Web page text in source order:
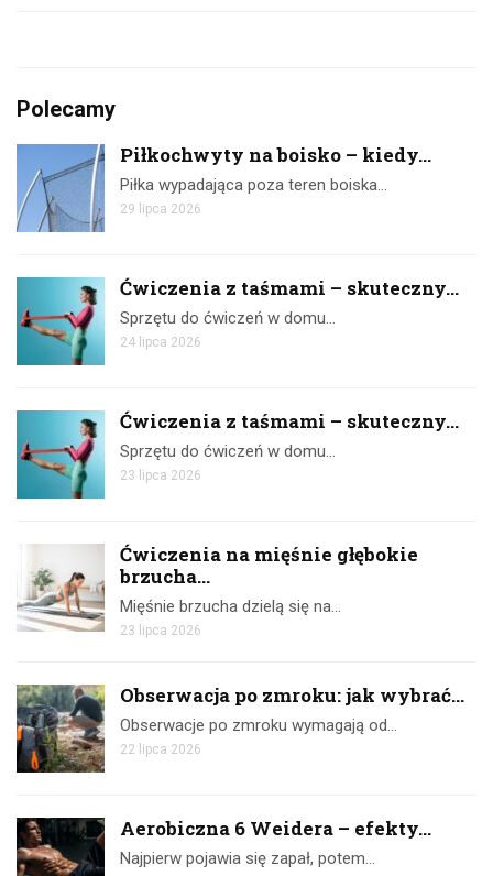
Polecamy
Piłkochwyty na boisko – kiedy...
Piłka wypadająca poza teren boiska…
29 lipca 2026
Ćwiczenia z taśmami – skuteczny...
Sprzętu do ćwiczeń w domu…
24 lipca 2026
Ćwiczenia z taśmami – skuteczny...
Sprzętu do ćwiczeń w domu…
23 lipca 2026
Ćwiczenia na mięśnie głębokie
brzucha...
Mięśnie brzucha dzielą się na…
23 lipca 2026
Obserwacja po zmroku: jak wybrać...
Obserwacje po zmroku wymagają od…
22 lipca 2026
Aerobiczna 6 Weidera – efekty...
Najpierw pojawia się zapał, potem…